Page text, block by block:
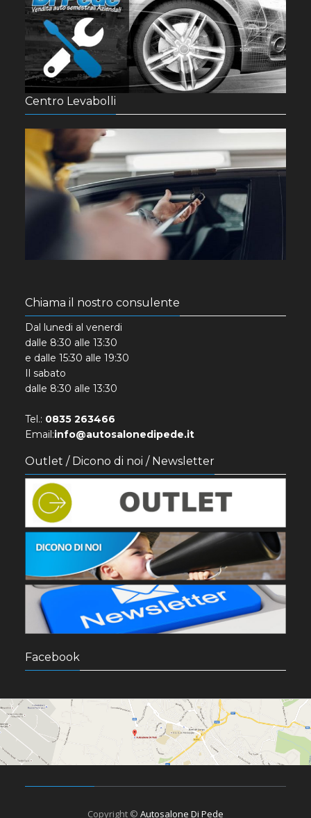
Centro Levabolli
Chiama il nostro consulente
Dal lunedi al venerdi
dalle 8:30 alle 13:30
e dalle 15:30 alle 19:30
Il sabato
dalle 8:30 alle 13:30
Tel.: 0835 263466
Email:info@autosalonedipede.it
Outlet / Dicono di noi / Newsletter
Facebook
Copyright © Autosalone Di Pede